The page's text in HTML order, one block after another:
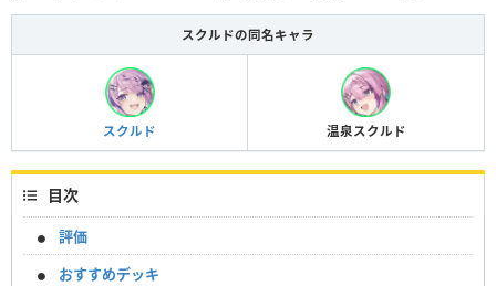
スクルドの同名キャラ
スクルド 温泉スクルド
目次
評価
おすすめデッキ